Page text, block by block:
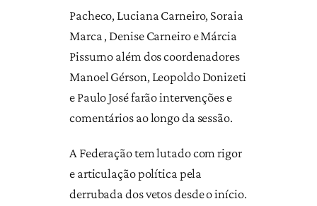
Pacheco, Luciana Carneiro, Soraia
Marca , Denise Carneiro e Márcia
Pissurno além dos coordenadores
Manoel Gérson, Leopoldo Donizeti
e Paulo José farão intervenções e
comentários ao longo da sessão.
A Federação tem lutado com rigor
e articulação política pela
derrubada dos vetos desde o início.